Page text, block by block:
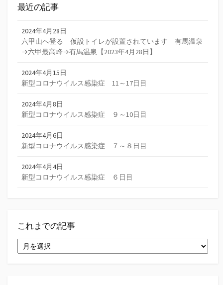
最近の記事
2024年4月28日
六甲山へ登る 仮設トイレが設置されています 有馬温泉
→六甲最高峰→有馬温泉【2023年4月28日】
2024年4月15日
新型コロナウイルス感染症 11～17日目
2024年4月8日
新型コロナウイルス感染症 ９～10日目
2024年4月6日
新型コロナウイルス感染症 ７～８日目
2024年4月4日
新型コロナウイルス感染症 ６日目
これまでの記事
れ